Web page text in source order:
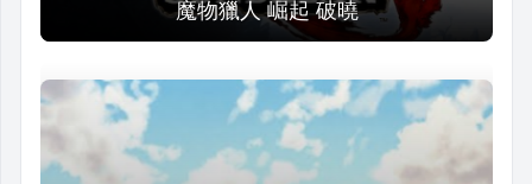
魔物獵人 崛起 破曉